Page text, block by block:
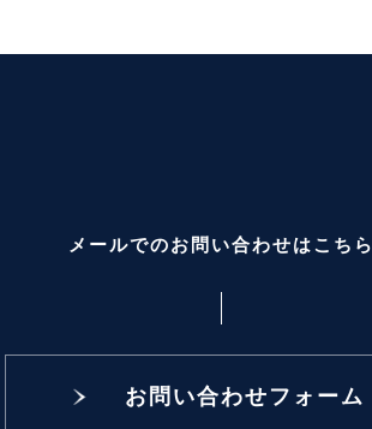
メールでのお問い合わせはこちら
お問い合わせフォーム